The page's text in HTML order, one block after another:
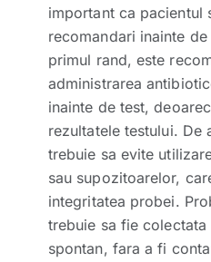
important ca pacientul
recomandari inainte
primul rand, este
administrarea
inainte de test,
rezultatele testului. De
trebuie sa evite
sau supozitoarelor,
integritatea probei.
trebuie sa fie
spontan, fara a fi